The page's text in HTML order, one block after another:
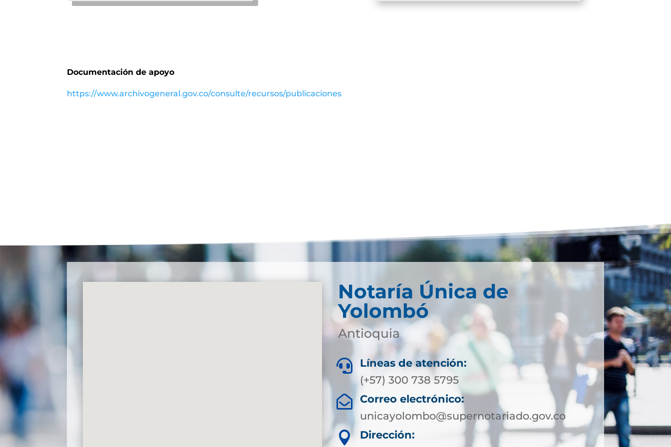
Documentación de apoyo
https://www.archivogeneral.gov.co/consulte/recursos/publicaciones
Notaría Única de
Yolombó
Antioquia

Líneas de atención:
(+57) 300 738 5795

Correo electrónico:
unicayolombo@supernotariado.gov.co

Dirección: